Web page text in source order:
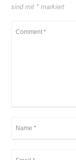
sind mit * markiert